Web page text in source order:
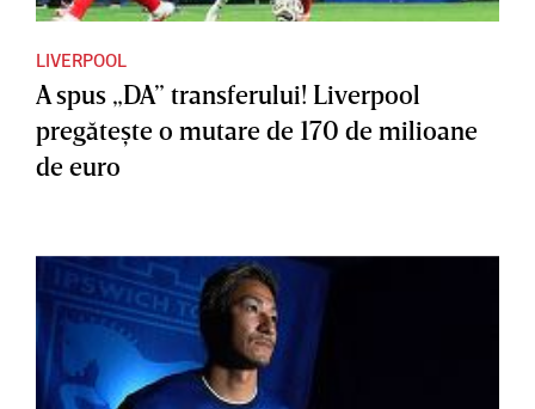
LIVERPOOL
A spus „DA” transferului! Liverpool
pregăteşte o mutare de 170 de milioane
de euro